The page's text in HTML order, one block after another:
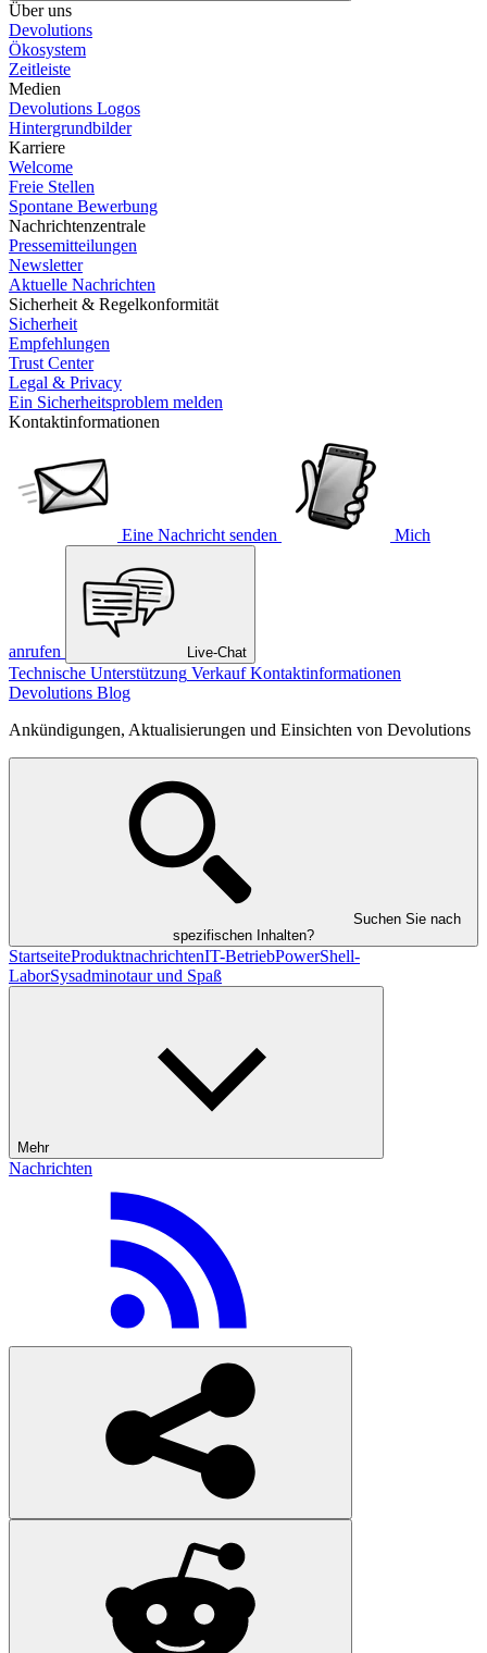
Über uns
Devolutions
Ökosystem
Zeitleiste
Medien
Devolutions Logos
Hintergrundbilder
Karriere
Welcome
Freie Stellen
Spontane Bewerbung
Nachrichtenzentrale
Pressemitteilungen
Newsletter
Aktuelle Nachrichten
Sicherheit & Regelkonformität
Sicherheit
Empfehlungen
Trust Center
Legal & Privacy
Ein Sicherheitsproblem melden
Kontaktinformationen
Eine Nachricht senden Mich
anrufen Live-Chat
Technische Unterstützung Verkauf Kontaktinformationen
Devolutions Blog
Ankündigungen, Aktualisierungen und Einsichten von Devolutions
Suchen Sie nach
spezifischen Inhalten?
StartseiteProduktnachrichtenIT-BetriebPowerShell-
LaborSysadminotaur und Spaß
Mehr
Nachrichten